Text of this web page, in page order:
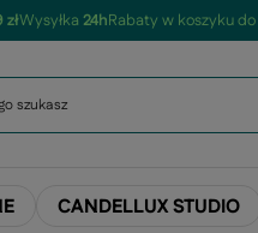
Wysyłka 24hRabaty w koszyku do
CANDELLUX STUDIO